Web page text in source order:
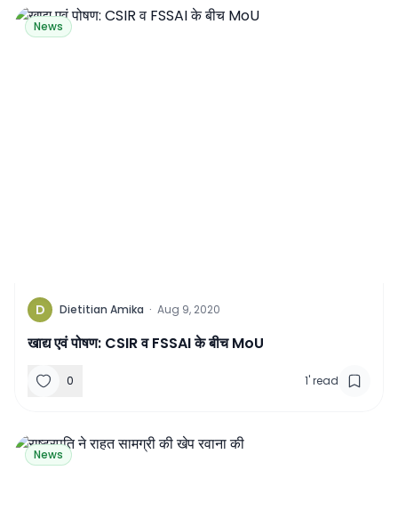
News
D Dietitian Amika · Aug 9, 2020
खाद्य एवं पोषण: CSIR व FSSAI के बीच MoU
0 1'read
News